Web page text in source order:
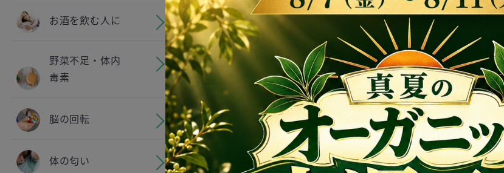
お酒を飲む人に
野菜不足・体内
毒素
脳の回転
体の匂い
MARKET限定新緑真菰茶
5gプレゼント】NAGI
TEA 島根県安来市・清水
寺の麓に自生する野生の
真菰をまるごと粉末に
¥ 3,024
新緑真菰茶5gプレゼン
ト】NAGI TEA ｜香ばし
くやさしく。島根県安来
市・清水寺の麓で育った
野生真菰のお茶
¥ 3,780
表示価格からさらに
送料 無料
送料無料クーポン
残り 3日14:16:23
13000円以上のお買い上げでご利用頂け
る送料無料クーポンです。